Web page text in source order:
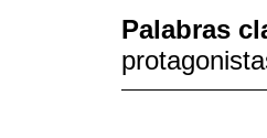
Palabras